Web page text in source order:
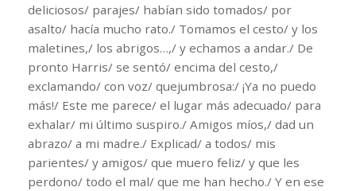
deliciosos/ parajes/ habían sido tomados/ por
asalto/ hacía mucho rato./ Tomamos el cesto/ y los
maletines,/ los abrigos…,/ y echamos a andar./ De
pronto Harris/ se sentó/ encima del cesto,/
exclamando/ con voz/ quejumbrosa:/ ¡Ya no puedo
más!/ Este me parece/ el lugar más adecuado/ para
exhalar/ mi último suspiro./ Amigos míos,/ dad un
abrazo/ a mi madre./ Explicad/ a todos/ mis
parientes/ y amigos/ que muero feliz/ y que les
perdono/ todo el mal/ que me han hecho./ Y en ese